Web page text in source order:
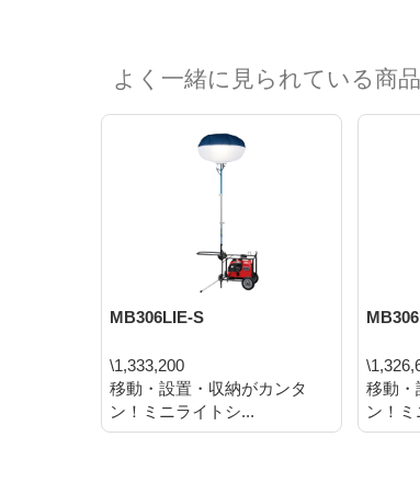
よく一緒に見られている商品
MB306LIE-S
\1,333,200
移動・設置・収納がカンタ
ン！ミニライトシ...
移動・
ン！